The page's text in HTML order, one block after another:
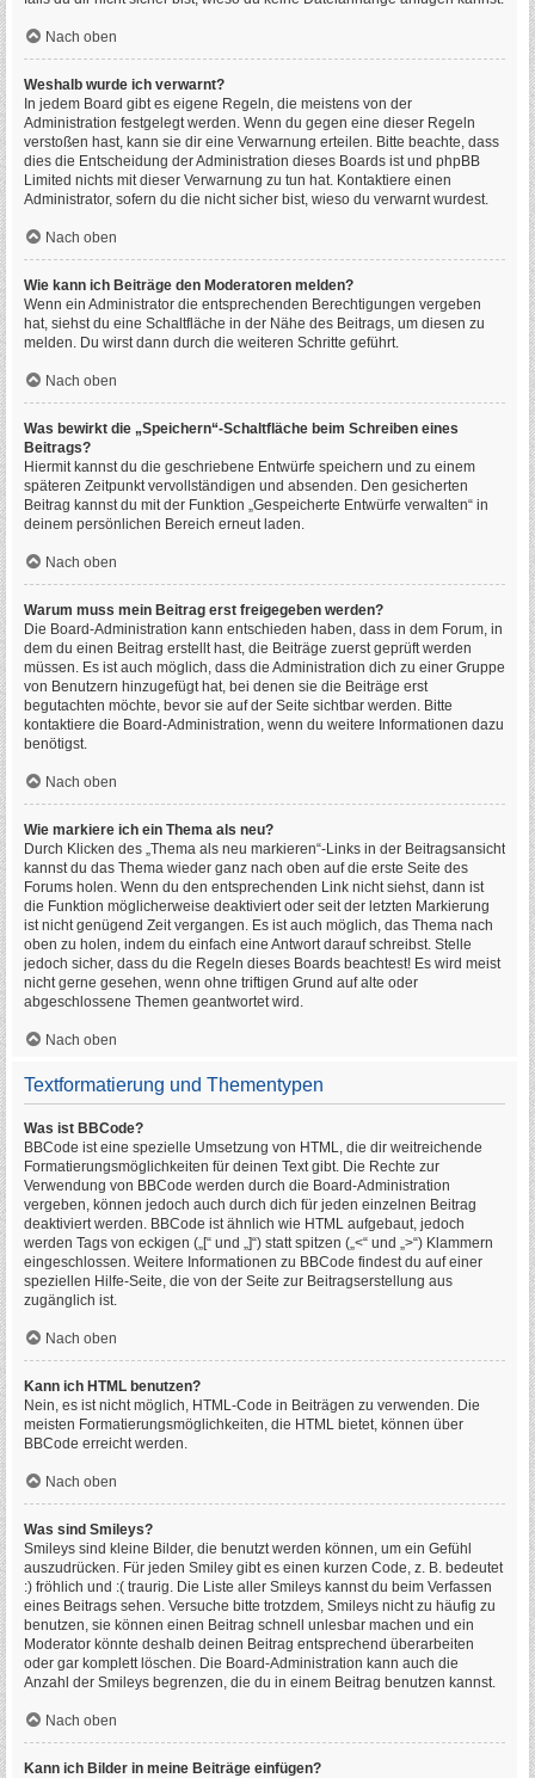
Nach oben
Weshalb wurde ich verwarnt?
In jedem Board gibt es eigene Regeln, die meistens von der
Administration festgelegt werden. Wenn du gegen eine dieser Regeln
verstoßen hast, kann sie dir eine Verwarnung erteilen. Bitte beachte, dass
dies die Entscheidung der Administration dieses Boards ist und phpBB
Limited nichts mit dieser Verwarnung zu tun hat. Kontaktiere einen
Administrator, sofern du die nicht sicher bist, wieso du verwarnt wurdest.
Nach oben
Wie kann ich Beiträge den Moderatoren melden?
Wenn ein Administrator die entsprechenden Berechtigungen vergeben
hat, siehst du eine Schaltfläche in der Nähe des Beitrags, um diesen zu
melden. Du wirst dann durch die weiteren Schritte geführt.
Nach oben
Was bewirkt die „Speichern“-Schaltfläche beim Schreiben eines
Beitrags?
Hiermit kannst du die geschriebene Entwürfe speichern und zu einem
späteren Zeitpunkt vervollständigen und absenden. Den gesicherten
Beitrag kannst du mit der Funktion „Gespeicherte Entwürfe verwalten“ in
deinem persönlichen Bereich erneut laden.
Nach oben
Warum muss mein Beitrag erst freigegeben werden?
Die Board-Administration kann entschieden haben, dass in dem Forum, in
dem du einen Beitrag erstellt hast, die Beiträge zuerst geprüft werden
müssen. Es ist auch möglich, dass die Administration dich zu einer Gruppe
von Benutzern hinzugefügt hat, bei denen sie die Beiträge erst
begutachten möchte, bevor sie auf der Seite sichtbar werden. Bitte
kontaktiere die Board-Administration, wenn du weitere Informationen dazu
benötigst.
Nach oben
Wie markiere ich ein Thema als neu?
Durch Klicken des „Thema als neu markieren“-Links in der Beitragsansicht
kannst du das Thema wieder ganz nach oben auf die erste Seite des
Forums holen. Wenn du den entsprechenden Link nicht siehst, dann ist
die Funktion möglicherweise deaktiviert oder seit der letzten Markierung
ist nicht genügend Zeit vergangen. Es ist auch möglich, das Thema nach
oben zu holen, indem du einfach eine Antwort darauf schreibst. Stelle
jedoch sicher, dass du die Regeln dieses Boards beachtest! Es wird meist
nicht gerne gesehen, wenn ohne triftigen Grund auf alte oder
abgeschlossene Themen geantwortet wird.
Nach oben
Textformatierung und Thementypen
Was ist BBCode?
BBCode ist eine spezielle Umsetzung von HTML, die dir weitreichende
Formatierungsmöglichkeiten für deinen Text gibt. Die Rechte zur
Verwendung von BBCode werden durch die Board-Administration
vergeben, können jedoch auch durch dich für jeden einzelnen Beitrag
deaktiviert werden. BBCode ist ähnlich wie HTML aufgebaut, jedoch
werden Tags von eckigen („[“ und „]“) statt spitzen („<“ und „>“) Klammern
eingeschlossen. Weitere Informationen zu BBCode findest du auf einer
speziellen Hilfe-Seite, die von der Seite zur Beitragserstellung aus
zugänglich ist.
Nach oben
Kann ich HTML benutzen?
Nein, es ist nicht möglich, HTML-Code in Beiträgen zu verwenden. Die
meisten Formatierungsmöglichkeiten, die HTML bietet, können über
BBCode erreicht werden.
Nach oben
Was sind Smileys?
Smileys sind kleine Bilder, die benutzt werden können, um ein Gefühl
auszudrücken. Für jeden Smiley gibt es einen kurzen Code, z. B. bedeutet
:) fröhlich und :( traurig. Die Liste aller Smileys kannst du beim Verfassen
eines Beitrags sehen. Versuche bitte trotzdem, Smileys nicht zu häufig zu
benutzen, sie können einen Beitrag schnell unlesbar machen und ein
Moderator könnte deshalb deinen Beitrag entsprechend überarbeiten
oder gar komplett löschen. Die Board-Administration kann auch die
Anzahl der Smileys begrenzen, die du in einem Beitrag benutzen kannst.
Nach oben
Kann ich Bilder in meine Beiträge einfügen?